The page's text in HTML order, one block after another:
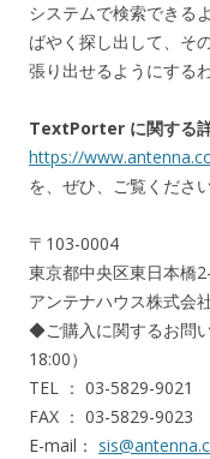
システムで検索できる
ばやく探し出して、そ
張り出せるようにする
TextPorter に関する詳
https://
を、ぜひ、ご覧ください
〒103-0004
東京都中央区東日本橋
アンテナハウス株式会
◆ご購入に関するお問
18:00）
TEL ： 03-5829-9021
FAX ： 03-5829-9023
E-mail：